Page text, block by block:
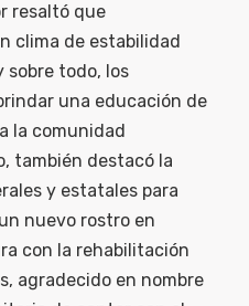
resaltó que
clima de estabilidad
sobre todo, los
una educación de
la comunidad
también destacó la
y estatales para
nuevo rostro en
con la rehabilitación
agradecido en nombre